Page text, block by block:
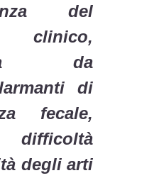
del
clinico,
da
di
fecale,
difficoltà
degli arti